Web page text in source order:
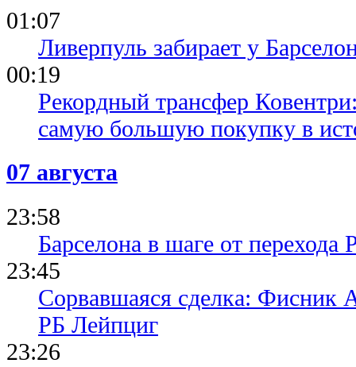
01:07
Ливерпуль забирает у
00:19
Рекордный трансфер
самую большую покупку в
07 августа
23:58
Барселона в шаге от перехода
23:45
Сорвавшаяся сделка: Фисник
РБ Лейпциг
23:26